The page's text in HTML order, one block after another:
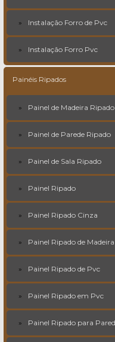
Instalação Forro de Pvc
Instalação Forro Pvc
Painéis Ripados
Painel de Madeira Ripado
Painel de Parede Ripado
Painel de Sala Ripado
Painel Ripado
Painel Ripado Cinza
Painel Ripado de Madeira
Painel Ripado de Pvc
Painel Ripado em Pvc
Painel Ripado para